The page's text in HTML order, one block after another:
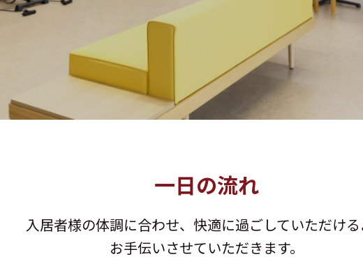
一日の流れ
入居者様の体調に合わせ、 快適に過ごしていただけ
お手伝いさせていただきます。